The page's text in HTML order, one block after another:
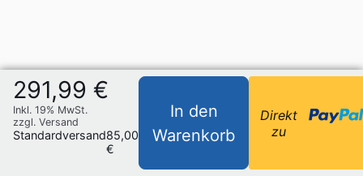
291,99 €
Inkl. 19% MwSt.
zzgl. Versand
Standardversand85,00
€
In den
Warenkorb
Direkt
zu